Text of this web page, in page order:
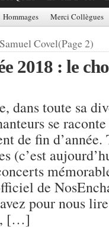
Hommages Merci Collègues
Covel(Page 2)
2018 : le
dans toute sa
se
de fin d’année.
(c’est
de
pour nous
[…]